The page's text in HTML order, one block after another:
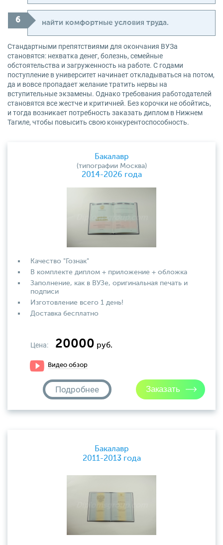
найти комфортные условия труда.
Стандартными препятствиями для окончания ВУЗа
становятся: нехватка денег, болезнь, семейные
обстоятельства и загруженность на работе. С годами
поступление в университет начинает откладываться на потом,
да и вовсе пропадает желание тратить нервы на
вступительные экзамены. Однако требования работодателей
становятся все жестче и критичней. Без корочки не обойтись,
и тогда возникает потребность заказать диплом в Нижнем
Тагиле, чтобы повысить свою конкурентоспособность.
Бакалавр
(типографии Москва)
2014-2026 года
Качество "Гознак"
В комплекте диплом + приложение + обложка
Заполнение, как в ВУЗе, оригинальная печать и
подписи
Изготовление всего 1 день!
Доставка бесплатно
Цена: 20000 руб.
Видео обзор
Подробнее
Бакалавр
2011-2013 года